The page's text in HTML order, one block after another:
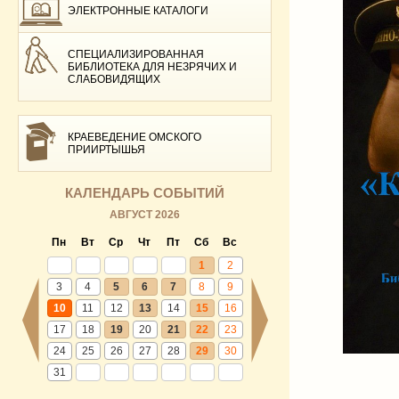
ЭЛЕКТРОННЫЕ КАТАЛОГИ
СПЕЦИАЛИЗИРОВАННАЯ
БИБЛИОТЕКА ДЛЯ НЕЗРЯЧИХ И
СЛАБОВИДЯЩИХ
КРАЕВЕДЕНИЕ ОМСКОГО
ПРИИРТЫШЬЯ
КАЛЕНДАРЬ СОБЫТИЙ
АВГУСТ 2026
Пн Вт Ср Чт Пт Сб
Вс
1
2
3
4 5 6 7 8
9
10
11 12 13 14 15
16
17
18 19 20 21 22
23
24
25 26 27 28 29
30
31